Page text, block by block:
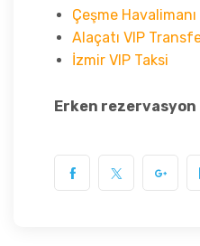
Çeşme
Alaçatı VIP
İzmir VIP Taksi
Erken